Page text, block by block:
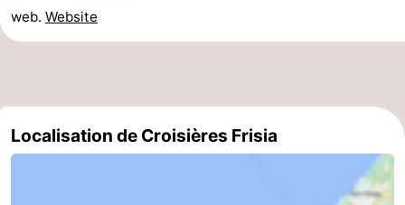
Stationnement
Adresses
Hollande-
Méridionale
-
web. Website
Localisation de Croisières Frisia